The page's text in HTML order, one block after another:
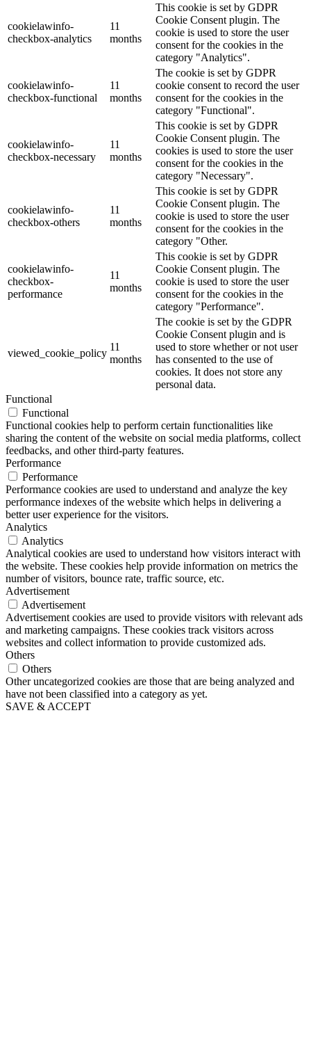
cookielawinfo-
checkbox-analytics
11
months
This cookie is set by GDPR
Cookie Consent plugin. The
cookie is used to store the user
consent for the cookies in the
category "Analytics".
cookielawinfo-
checkbox-functional
11
months
The cookie is set by GDPR
cookie consent to record the user
consent for the cookies in the
category "Functional".
cookielawinfo-
checkbox-necessary
11
months
This cookie is set by GDPR
Cookie Consent plugin. The
cookies is used to store the user
consent for the cookies in the
category "Necessary".
cookielawinfo-
checkbox-others
11
months
This cookie is set by GDPR
Cookie Consent plugin. The
cookie is used to store the user
consent for the cookies in the
category "Other.
cookielawinfo-
checkbox-
performance
11
months
This cookie is set by GDPR
Cookie Consent plugin. The
cookie is used to store the user
consent for the cookies in the
category "Performance".
viewed_cookie_policy
11
months
The cookie is set by the GDPR
Cookie Consent plugin and is
used to store whether or not user
has consented to the use of
cookies. It does not store any
personal data.
Functional
Functional
Functional cookies help to perform certain functionalities like
sharing the content of the website on social media platforms, collect
feedbacks, and other third-party features.
Performance
Performance
Performance cookies are used to understand and analyze the key
performance indexes of the website which helps in delivering a
better user experience for the visitors.
Analytics
Analytics
Analytical cookies are used to understand how visitors interact with
the website. These cookies help provide information on metrics the
number of visitors, bounce rate, traffic source, etc.
Advertisement
Advertisement
Advertisement cookies are used to provide visitors with relevant ads
and marketing campaigns. These cookies track visitors across
websites and collect information to provide customized ads.
Others
Others
Other uncategorized cookies are those that are being analyzed and
have not been classified into a category as yet.
SAVE & ACCEPT